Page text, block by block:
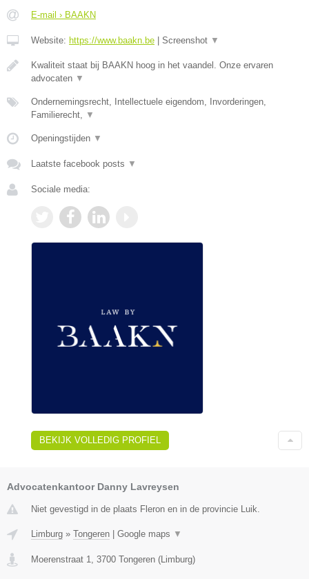
E-mail › BAAKN
Website: https://www.baakn.be Screenshot ▼
Kwaliteit staat bij BAAKN hoog in het vaandel. Onze ervaren
advocaten ▼
Ondernemingsrecht, Intellectuele eigendom, Invorderingen,
Familierecht, ▼
Openingstijden ▼
Laatste facebook posts ▼
Sociale media:
BEKIJK VOLLEDIG PROFIEL
Advocatenkantoor Danny Lavreysen
Niet gevestigd in de plaats Fleron en in de provincie Luik.
Limburg » Tongeren Google maps ▼
Moerenstraat 1, 3700 Tongeren (Limburg)